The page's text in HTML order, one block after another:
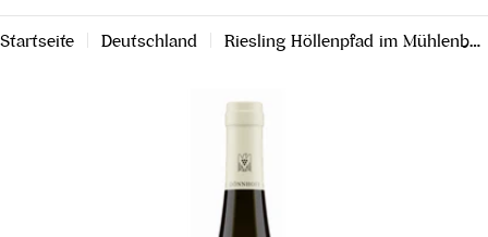
Startseite Deutschland Riesling Höllenpfad im Mühlenberg GG 2022